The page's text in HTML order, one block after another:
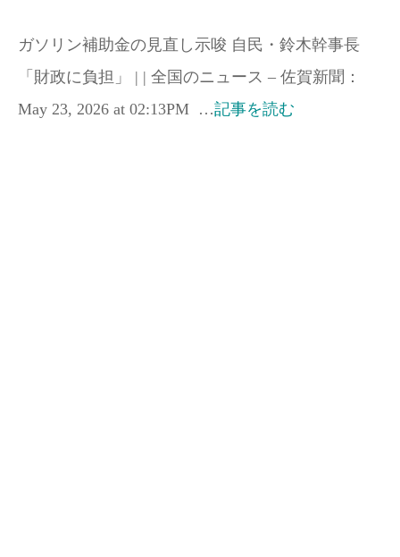
ガソリン補助金の見直し示唆 自民・鈴木幹事長
「財政に負担」 | | 全国のニュース – 佐賀新聞：
May 23, 2026 at 02:13PM …記事を読む